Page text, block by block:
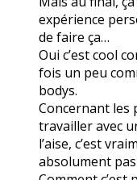
expérience
de faire ça…
Oui c’est cool
fois un peu
bodys.
Concernant les
travailler avec
l’aise, c’est
absolument